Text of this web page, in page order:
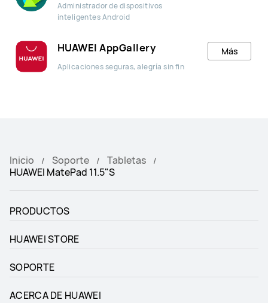
Administrador de dispositivos
inteligentes Android
HUAWEI AppGallery
Aplicaciones seguras, alegría sin fin
Más
Inicio Soporte
Tabletas
HUAWEI MatePad 11.5"S
PRODUCTOS
HUAWEI STORE
SOPORTE
ACERCA DE HUAWEI